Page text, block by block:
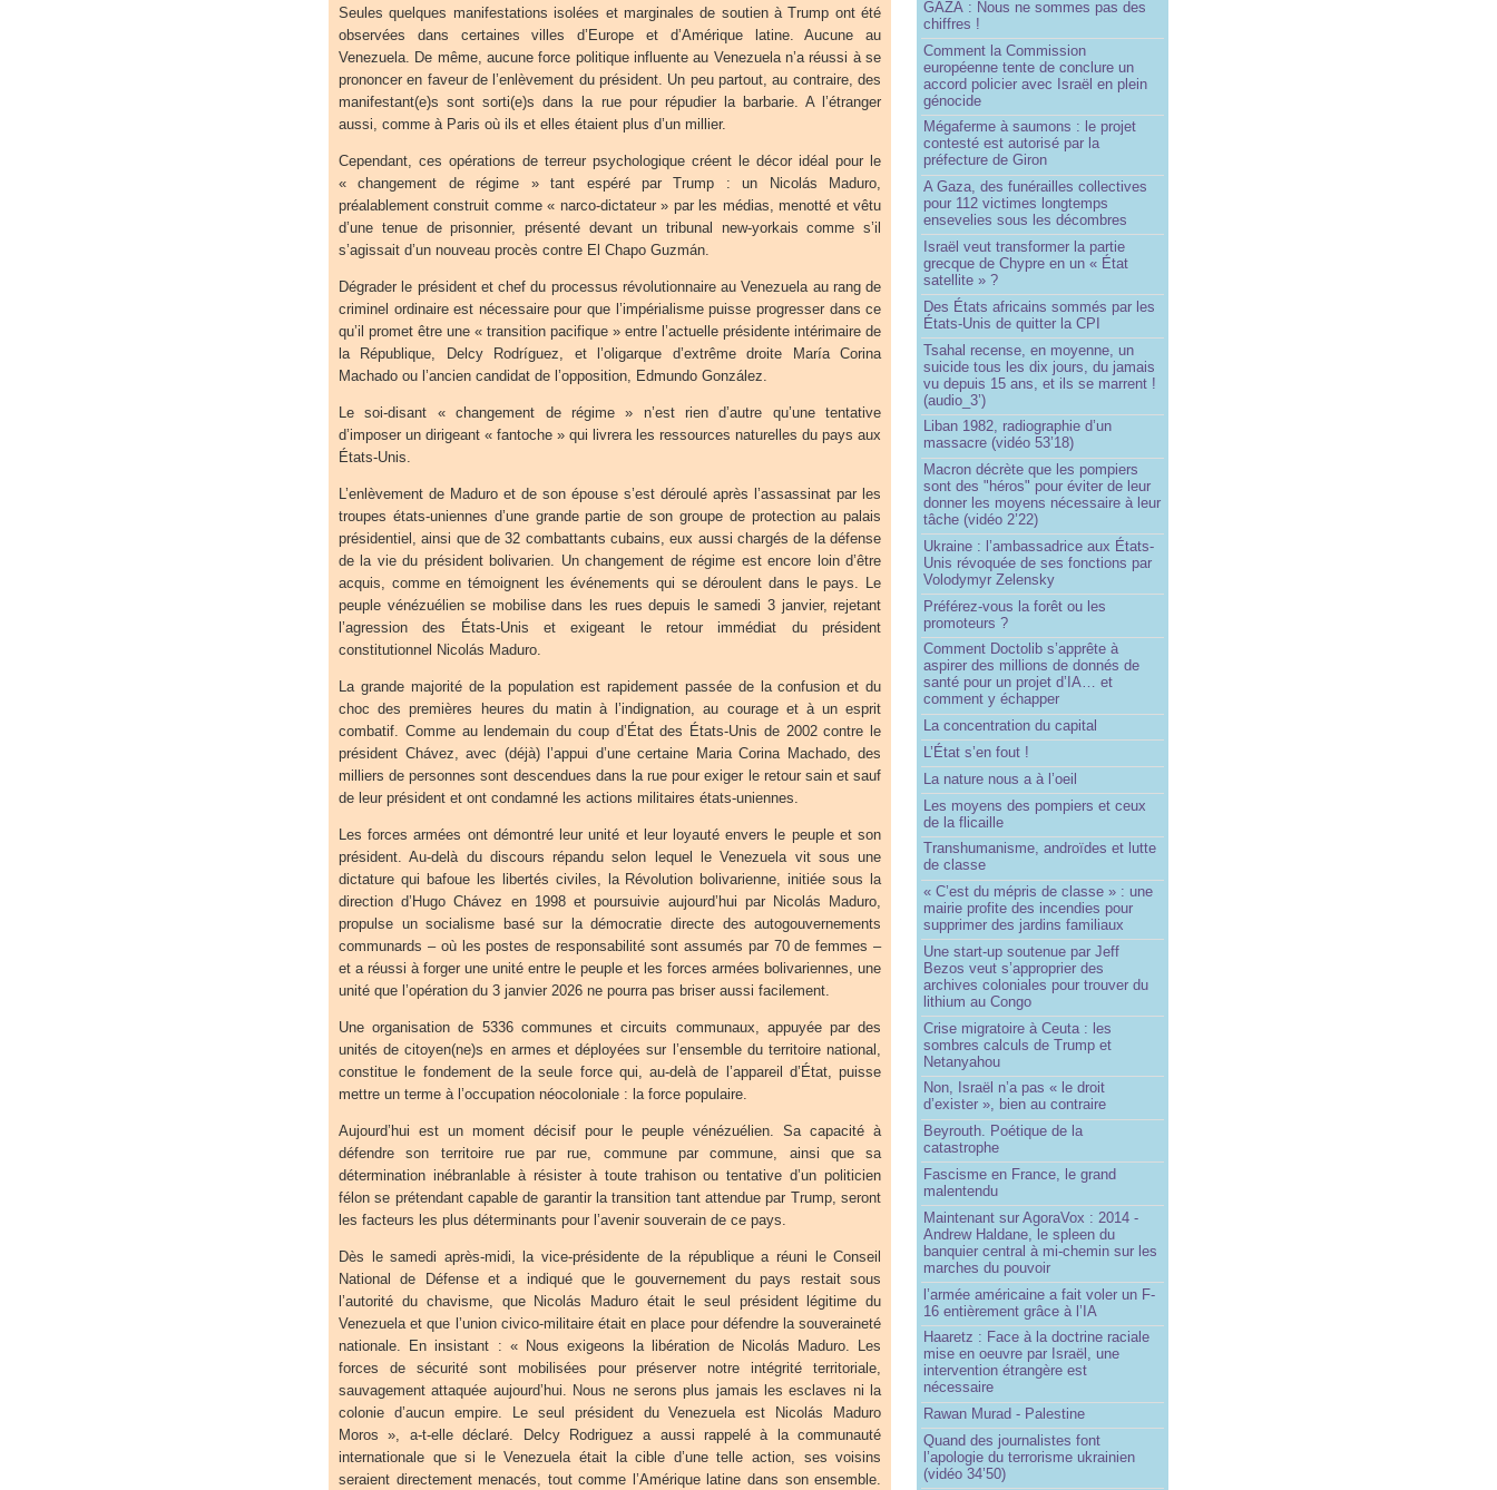
Seules quelques manifestations isolées et marginales de soutien à Trump ont été
observées dans certaines villes d’Europe et d’Amérique latine. Aucune au
Venezuela. De même, aucune force politique influente au Venezuela n’a réussi à se
prononcer en faveur de l’enlèvement du président. Un peu partout, au contraire, des
manifestant(e)s sont sorti(e)s dans la rue pour répudier la barbarie. A l’étranger
aussi, comme à Paris où ils et elles étaient plus d’un millier.
Cependant, ces opérations de terreur psychologique créent le décor idéal pour le
« changement de régime » tant espéré par Trump : un Nicolás Maduro,
préalablement construit comme « narco-dictateur » par les médias, menotté et vêtu
d’une tenue de prisonnier, présenté devant un tribunal new-yorkais comme s’il
s’agissait d’un nouveau procès contre El Chapo Guzmán.
Dégrader le président et chef du processus révolutionnaire au Venezuela au rang de
criminel ordinaire est nécessaire pour que l’impérialisme puisse progresser dans ce
qu’il promet être une « transition pacifique » entre l’actuelle présidente intérimaire de
la République, Delcy Rodríguez, et l’oligarque d’extrême droite María Corina
Machado ou l’ancien candidat de l’opposition, Edmundo González.
Le soi-disant « changement de régime » n’est rien d’autre qu’une tentative
d’imposer un dirigeant « fantoche » qui livrera les ressources naturelles du pays aux
États-Unis.
L’enlèvement de Maduro et de son épouse s’est déroulé après l’assassinat par les
troupes états-uniennes d’une grande partie de son groupe de protection au palais
présidentiel, ainsi que de 32 combattants cubains, eux aussi chargés de la défense
de la vie du président bolivarien. Un changement de régime est encore loin d’être
acquis, comme en témoignent les événements qui se déroulent dans le pays. Le
peuple vénézuélien se mobilise dans les rues depuis le samedi 3 janvier, rejetant
l’agression des États-Unis et exigeant le retour immédiat du président
constitutionnel Nicolás Maduro.
La grande majorité de la population est rapidement passée de la confusion et du
choc des premières heures du matin à l’indignation, au courage et à un esprit
combatif. Comme au lendemain du coup d’État des États-Unis de 2002 contre le
président Chávez, avec (déjà) l’appui d’une certaine Maria Corina Machado, des
milliers de personnes sont descendues dans la rue pour exiger le retour sain et sauf
de leur président et ont condamné les actions militaires états-uniennes.
Les forces armées ont démontré leur unité et leur loyauté envers le peuple et son
président. Au-delà du discours répandu selon lequel le Venezuela vit sous une
dictature qui bafoue les libertés civiles, la Révolution bolivarienne, initiée sous la
direction d’Hugo Chávez en 1998 et poursuivie aujourd’hui par Nicolás Maduro,
propulse un socialisme basé sur la démocratie directe des autogouvernements
communards – où les postes de responsabilité sont assumés par 70 de femmes –
et a réussi à forger une unité entre le peuple et les forces armées bolivariennes, une
unité que l’opération du 3 janvier 2026 ne pourra pas briser aussi facilement.
Une organisation de 5336 communes et circuits communaux, appuyée par des
unités de citoyen(ne)s en armes et déployées sur l’ensemble du territoire national,
constitue le fondement de la seule force qui, au-delà de l’appareil d’État, puisse
mettre un terme à l’occupation néocoloniale : la force populaire.
Aujourd’hui est un moment décisif pour le peuple vénézuélien. Sa capacité à
défendre son territoire rue par rue, commune par commune, ainsi que sa
détermination inébranlable à résister à toute trahison ou tentative d’un politicien
félon se prétendant capable de garantir la transition tant attendue par Trump, seront
les facteurs les plus déterminants pour l’avenir souverain de ce pays.
Dès le samedi après-midi, la vice-présidente de la république a réuni le Conseil
National de Défense et a indiqué que le gouvernement du pays restait sous
l’autorité du chavisme, que Nicolás Maduro était le seul président légitime du
Venezuela et que l’union civico-militaire était en place pour défendre la souveraineté
nationale. En insistant : « Nous exigeons la libération de Nicolás Maduro. Les
forces de sécurité sont mobilisées pour préserver notre intégrité territoriale,
sauvagement attaquée aujourd’hui. Nous ne serons plus jamais les esclaves ni la
colonie d’aucun empire. Le seul président du Venezuela est Nicolás Maduro
Moros », a-t-elle déclaré. Delcy Rodriguez a aussi rappelé à la communauté
internationale que si le Venezuela était la cible d’une telle action, ses voisins
seraient directement menacés, tout comme l’Amérique latine dans son ensemble.
GAZA : Nous ne sommes pas des
chiffres !
Comment la Commission
européenne tente de conclure un
accord policier avec Israël en plein
génocide
Mégaferme à saumons : le projet
contesté est autorisé par la
préfecture de Giron
A Gaza, des funérailles collectives
pour 112 victimes longtemps
ensevelies sous les décombres
Israël veut transformer la partie
grecque de Chypre en un « État
satellite » ?
Des États africains sommés par les
États-Unis de quitter la CPI
Tsahal recense, en moyenne, un
suicide tous les dix jours, du jamais
vu depuis 15 ans, et ils se marrent !
(audio_3’)
Liban 1982, radiographie d’un
massacre (vidéo 53’18)
Macron décrète que les pompiers
sont des "héros" pour éviter de leur
donner les moyens nécessaire à leur
tâche (vidéo 2’22)
Ukraine : l’ambassadrice aux États-
Unis révoquée de ses fonctions par
Volodymyr Zelensky
Préférez-vous la forêt ou les
promoteurs ?
Comment Doctolib s’apprête à
aspirer des millions de donnés de
santé pour un projet d’IA… et
comment y échapper
La concentration du capital
L’État s’en fout !
La nature nous a à l’oeil
Les moyens des pompiers et ceux
de la flicaille
Transhumanisme, androïdes et lutte
de classe
« C’est du mépris de classe » : une
mairie profite des incendies pour
supprimer des jardins familiaux
Une start-up soutenue par Jeff
Bezos veut s’approprier des
archives coloniales pour trouver du
lithium au Congo
Crise migratoire à Ceuta : les
sombres calculs de Trump et
Netanyahou
Non, Israël n’a pas « le droit
d’exister », bien au contraire
Beyrouth. Poétique de la
catastrophe
Fascisme en France, le grand
malentendu
Maintenant sur AgoraVox : 2014 -
Andrew Haldane, le spleen du
banquier central à mi-chemin sur les
marches du pouvoir
l’armée américaine a fait voler un F-
16 entièrement grâce à l’IA
Haaretz : Face à la doctrine raciale
mise en oeuvre par Israël, une
intervention étrangère est
nécessaire
Rawan Murad - Palestine
Quand des journalistes font
l’apologie du terrorisme ukrainien
(vidéo 34’50)